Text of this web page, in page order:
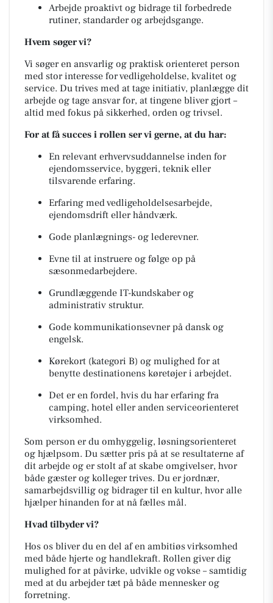
Arbejde proaktivt og bidrage til forbedrede
rutiner, standarder og arbejdsgange.
Hvem søger vi?
Vi søger en ansvarlig og praktisk orienteret person
med stor interesse for vedligeholdelse, kvalitet og
service. Du trives med at tage initiativ, planlægge dit
arbejde og tage ansvar for, at tingene bliver gjort –
altid med fokus på sikkerhed, orden og trivsel.
For at få succes i rollen ser vi gerne, at du har:
En relevant erhvervsuddannelse inden for
ejendomsservice, byggeri, teknik eller
tilsvarende erfaring.
Erfaring med vedligeholdelsesarbejde,
ejendomsdrift eller håndværk.
Gode planlægnings- og lederevner.
Evne til at instruere og følge op på
sæsonmedarbejdere.
Grundlæggende IT-kundskaber og
administrativ struktur.
Gode kommunikationsevner på dansk og
engelsk.
Kørekort (kategori B) og mulighed for at
benytte destinationens køretøjer i arbejdet.
Det er en fordel, hvis du har erfaring fra
camping, hotel eller anden serviceorienteret
virksomhed.
Som person er du omhyggelig, løsningsorienteret
og hjælpsom. Du sætter pris på at se resultaterne af
dit arbejde og er stolt af at skabe omgivelser, hvor
både gæster og kolleger trives. Du er jordnær,
samarbejdsvillig og bidrager til en kultur, hvor alle
hjælper hinanden for at nå fælles mål.
Hvad tilbyder vi?
Hos os bliver du en del af en ambitiøs virksomhed
med både hjerte og handlekraft. Rollen giver dig
mulighed for at påvirke, udvikle og vokse – samtidig
med at du arbejder tæt på både mennesker og
forretning.